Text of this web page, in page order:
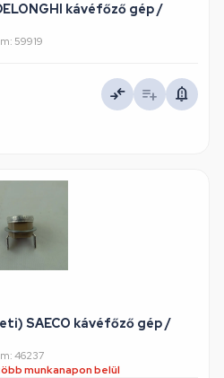
kávéfőző gép /
59919
SAECO kávéfőző gép /
46237
munkanapon belül